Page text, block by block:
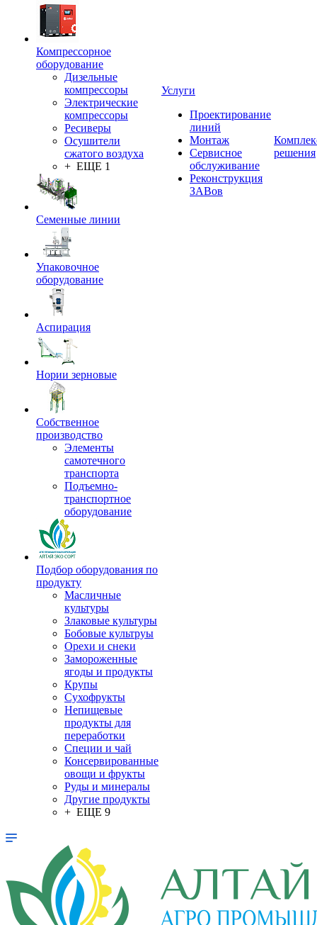
Компрессорное
оборудование
Дизельные
компрессоры
Электрические
компрессоры
Ресиверы
Осушители
сжатого воздуха
+ ЕЩЕ 1
Семенные линии
Упаковочное
оборудование
Аспирация
Нории зерновые
Собственное
производство
Элементы
самотечного
транспорта
Подъемно-
транспортное
оборудование
Подбор оборудования по
продукту
Масличные
культуры
Злаковые культуры
Бобовые культруы
Орехи и снеки
Замороженные
ягоды и продукты
Крупы
Сухофрукты
Непищевые
продукты для
переработки
Специи и чай
Консервированные
овощи и фрукты
Руды и минералы
Другие продукты
+ ЕЩЕ 9
Услуги
Проектирование
линий
Монтаж
Сервисное
обслуживание
Реконструкция
ЗАВов
решения